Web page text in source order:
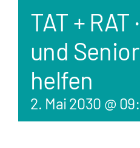
TAT + RAT
und
helfen
2. Mai 2030 @